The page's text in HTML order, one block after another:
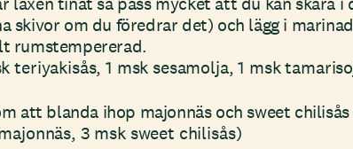
skivor om du föredrar det) och lägg i
rumstempererad.
teriyakisås, 1 msk sesamolja, 1 msk
att blanda ihop majonnäs och sweet chilisås
3 msk sweet chilisås)